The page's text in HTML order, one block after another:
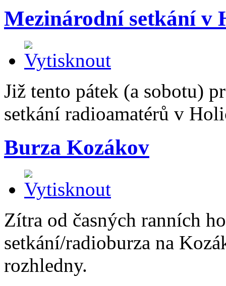
Mezinárodní setkání v
Již tento pátek (a sobotu)
setkání radioamatérů v
Burza Kozákov
Zítra od časných ranních
setkání/radioburza na
rozhledny.